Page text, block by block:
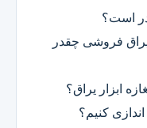
یراق فروشی چقدر